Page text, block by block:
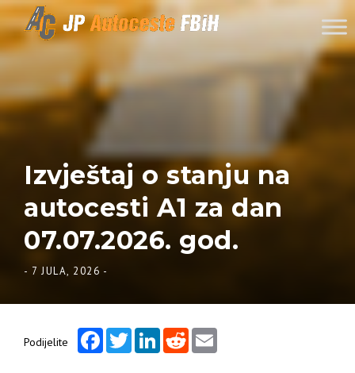
Skip to content
Izvještaj o stanju na
autocesti A1 za dan
07.07.2026. god.
- 7 JULA, 2026 -
Podijelite
FacebookTwitterLinkedInReddit